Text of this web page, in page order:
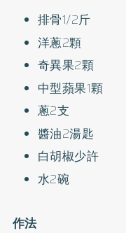
排骨1/2斤
洋蔥2顆
奇異果2顆
中型蘋果1顆
蔥2支
醬油2湯匙
白胡椒少許
水2碗
作法